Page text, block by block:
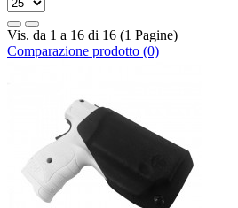
Vis. da 1 a 16 di 16 (1 Pagine)
Comparazione prodotto (0)